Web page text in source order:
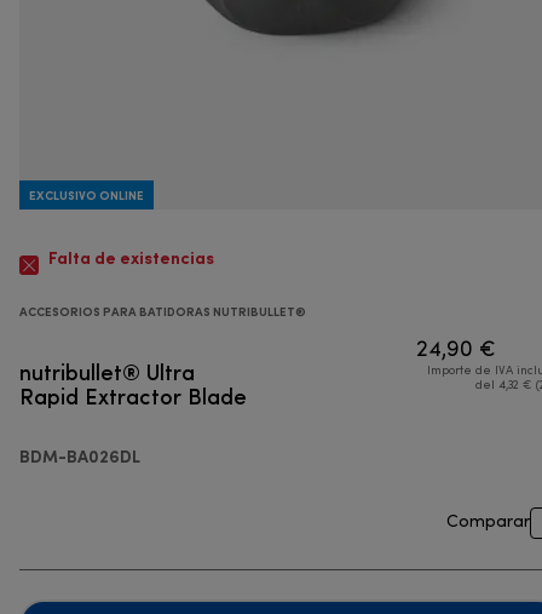
EXCLUSIVO ONLINE
Falta de existencias
ACCESORIOS PARA BATIDORAS NUTRIBULLET®
nutribullet® Ultra
Rapid Extractor Blade
BDM-BA026DL
24,90 €
Importe de IVA
del 4,32 €
Comparar